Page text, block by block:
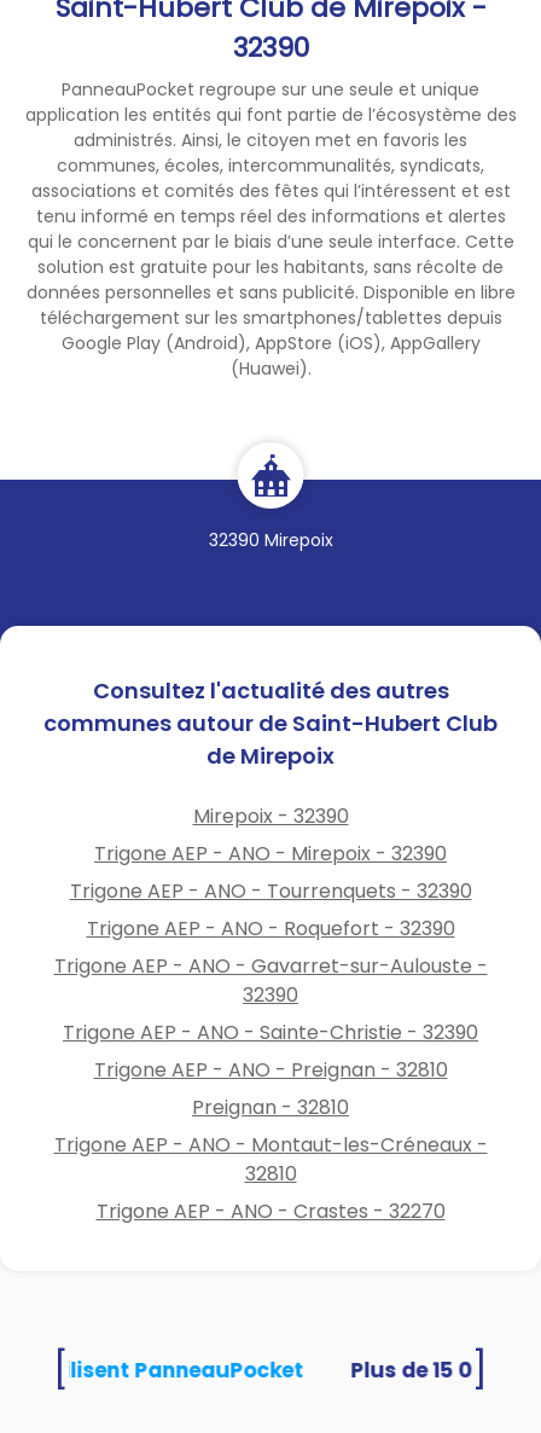
32390
PanneauPocket regroupe sur une seule et unique
application les entités qui font partie de l’écosystème des
administrés. Ainsi, le citoyen met en favoris les
communes, écoles, intercommunalités, syndicats,
associations et comités des fêtes qui l’intéressent et est
tenu informé en temps réel des informations et alertes
qui le concernent par le biais d’une seule interface. Cette
solution est gratuite pour les habitants, sans récolte de
données personnelles et sans publicité. Disponible en libre
téléchargement sur les smartphones/tablettes depuis
Google Play (Android), AppStore (iOS), AppGallery
(Huawei).
32390 Mirepoix
Consultez l'actualité des autres
communes autour de Saint-Hubert Club
de Mirepoix
Mirepoix - 32390
Trigone AEP - ANO - Mirepoix - 32390
Trigone AEP - ANO - Tourrenquets - 32390
Trigone AEP - ANO - Roquefort - 32390
Trigone AEP - ANO - Gavarret-sur-Aulouste -
32390
Trigone AEP - ANO - Sainte-Christie - 32390
Trigone AEP - ANO - Preignan - 32810
Preignan - 32810
Trigone AEP - ANO - Montaut-les-Créneaux -
32810
Trigone AEP - ANO - Crastes - 32270
utilisent PanneauPocket